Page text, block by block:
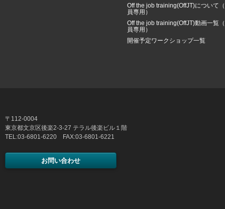
Off the job training(OffJT)について
員専用）
Off the job training(OffJT)動画一覧
員専用）
開催予定ワークショップ一覧
〒112-0004
東京都文京区後楽2-3-27 テラル後楽ビル１階
TEL:03-6801-6220 FAX:03-6801-6221
お問い合わせ